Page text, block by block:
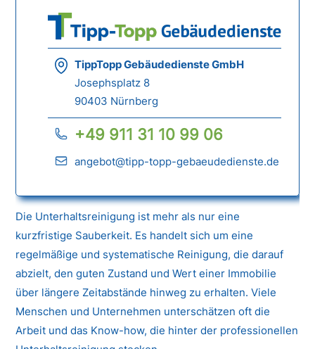
TippTopp Gebäudedienste GmbH
Josephsplatz 8
90403 Nürnberg
+49 911 31 10 99 06
angebot@tipp-topp-gebaeudedienste.de
Die Unterhaltsreinigung ist mehr als nur eine
kurzfristige Sauberkeit. Es handelt sich um eine
regelmäßige und systematische Reinigung, die darauf
abzielt, den guten Zustand und Wert einer Immobilie
über längere Zeitabstände hinweg zu erhalten. Viele
Menschen und Unternehmen unterschätzen oft die
Arbeit und das Know-how, die hinter der professionellen